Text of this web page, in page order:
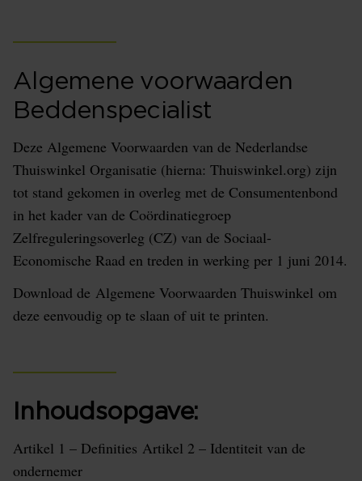
Algemene voorwaarden
Beddenspecialist
Deze Algemene Voorwaarden van de Nederlandse
Thuiswinkel Organisatie (hierna: Thuiswinkel.org) zijn
tot stand gekomen in overleg met de Consumentenbond
in het kader van de Coördinatiegroep
Zelfreguleringsoverleg (CZ) van de Sociaal-
Economische Raad en treden in werking per 1 juni 2014.
Download de Algemene Voorwaarden Thuiswinkel om
deze eenvoudig op te slaan of uit te printen.
Inhoudsopgave:
Artikel 1 – Definities Artikel 2 – Identiteit van de
ondernemer